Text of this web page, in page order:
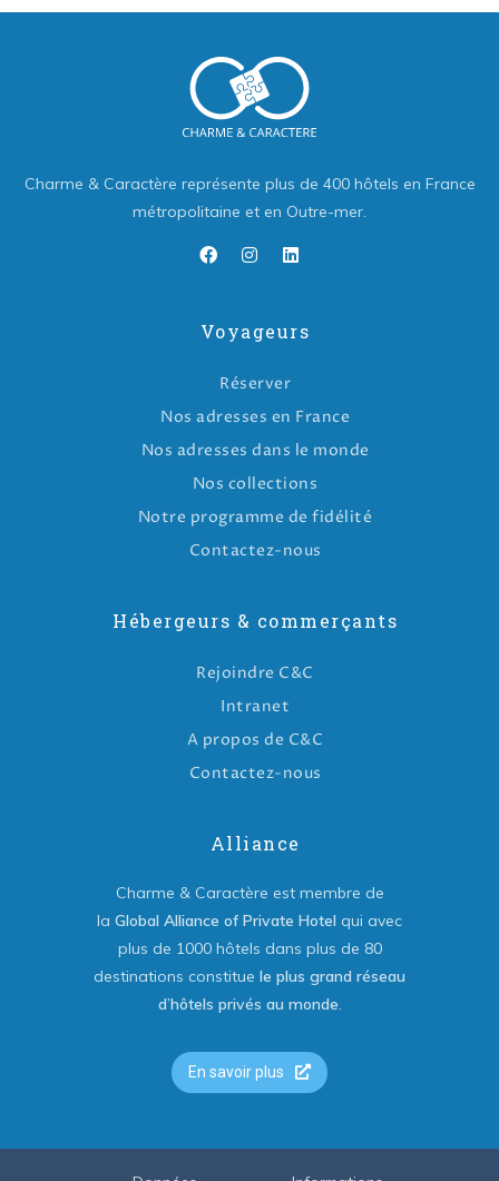
Charme & Caractère représente plus de 400 hôtels en France
métropolitaine et en Outre-mer.
Voyageurs
Réserver
Nos adresses en France
Nos adresses dans le monde
Nos collections
Notre programme de fidélité
Contactez-nous
Hébergeurs & commerçants
Rejoindre C&C
Intranet
A propos de C&C
Contactez-nous
Alliance
Charme & Caractère est membre de
la Global Alliance of Private Hotel qui avec
plus de 1000 hôtels dans plus de 80
destinations constitue le plus grand réseau
d’hôtels privés au monde.
En savoir plus